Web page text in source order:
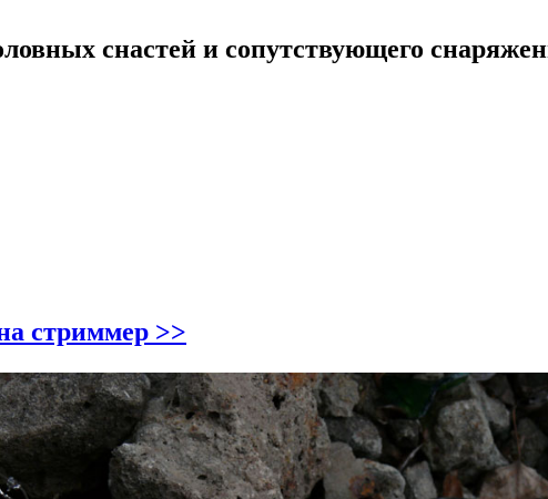
снастей и сопутствующего
стриммер >>